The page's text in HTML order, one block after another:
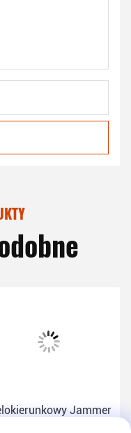
Jammer